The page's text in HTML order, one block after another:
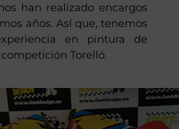
han realizado encargos
años. Así que, tenemos
en pintura de
Torelló.